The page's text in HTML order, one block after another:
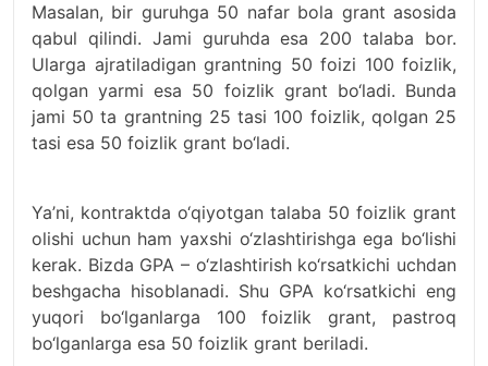
Masalan, bir guruhga 50 nafar bola grant asosida
qabul qilindi. Jami guruhda esa 200 talaba bor.
Ularga ajratiladigan grantning 50 foizi 100 foizlik,
qolgan yarmi esa 50 foizlik grant bo‘ladi. Bunda
jami 50 ta grantning 25 tasi 100 foizlik, qolgan 25
tasi esa 50 foizlik grant bo‘ladi.
Ya’ni, kontraktda o‘qiyotgan talaba 50 foizlik grant
olishi uchun ham yaxshi o‘zlashtirishga ega bo‘lishi
kerak. Bizda GPA – o‘zlashtirish ko‘rsatkichi uchdan
beshgacha hisoblanadi. Shu GPA ko‘rsatkichi eng
yuqori bo‘lganlarga 100 foizlik grant, pastroq
bo‘lganlarga esa 50 foizlik grant beriladi.